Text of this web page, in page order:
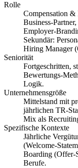
Rolle
Compensation &
Business-
Employer-
Sekundär:
Hiring Manager
Seniorität
Fortgeschritten,
Bewertungs-
Logik.
Unternehmensgröße
Mittelstand mit
jährlichen TR-
Mix als
Spezifische Kontexte
Jährliche
(Welcome-
Boarding (Offer-
Berufe.